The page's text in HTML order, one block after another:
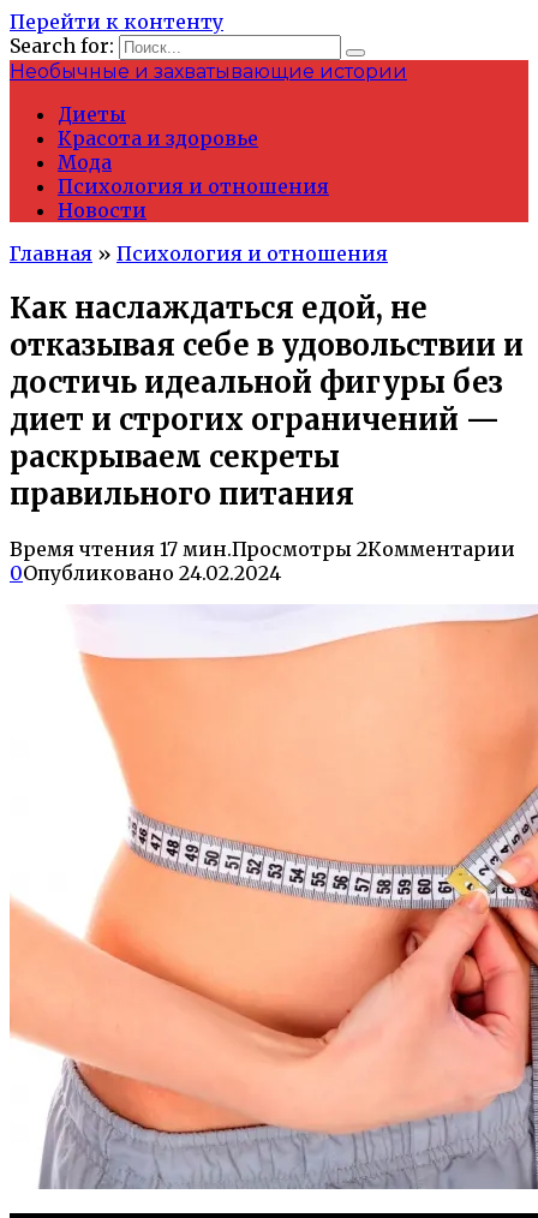
Перейти к контенту
Search for:
Необычные и захватывающие истории
Диеты
Красота и здоровье
Мода
Психология и отношения
Новости
Главная » Психология и отношения
Как наслаждаться едой, не
отказывая себе в удовольствии и
достичь идеальной фигуры без
диет и строгих ограничений —
раскрываем секреты
правильного питания
Время чтения 17 мин.Просмотры 2Комментарии
0Опубликовано 24.02.2024